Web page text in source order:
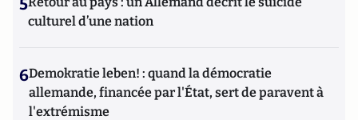
5
culturel d’une nation
6Demokratie leben! : quand la démocratie
allemande, financée par l'État, sert de paravent à
l'extrémisme